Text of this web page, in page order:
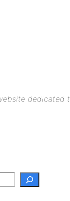
dedicated